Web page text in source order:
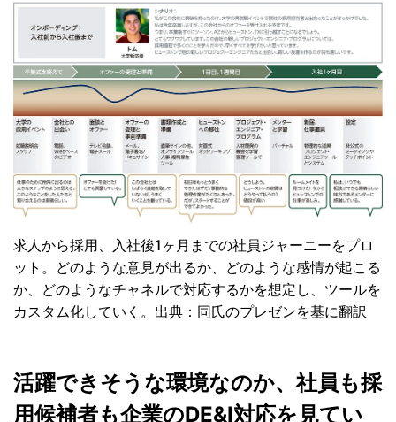
求人から採用、入社後1ヶ月までの社員ジャーニーをプロ
ット。どのような意見が出るか、どのような感情が起こる
か、どのようなチャネルで対応するかを想定し、ツールを
カスタム化していく。出典：同氏のプレゼンを基に翻訳
活躍できそうな環境なのか、社員も採
用候補者も企業のDE&I対応を見てい